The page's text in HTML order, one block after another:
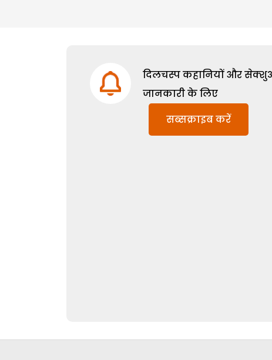
दिलचस्प कहानियों और
जानकारी के लिए
सब्सक्राइब करें